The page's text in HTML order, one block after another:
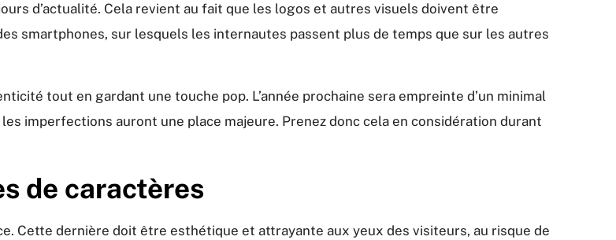
d’actualité. Cela revient au fait que les logos et autres visuels doivent être
smartphones, sur lesquels les internautes passent plus de temps que sur les autres
tout en gardant une touche pop. L’année prochaine sera empreinte d’un minimal
imperfections auront une place majeure. Prenez donc cela en considération durant
de caractères
Cette dernière doit être esthétique et attrayante aux yeux des visiteurs, au risque de